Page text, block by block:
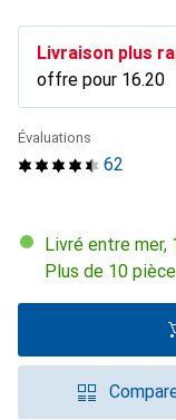
Livraison plus
offre pour CHF
16.20
62
Évaluations
Livré entre
Plus de 10